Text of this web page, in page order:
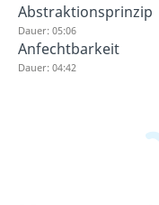
Abstraktionsprinzip
Dauer: 05:06
Anfechtbarkeit
Dauer: 04:42